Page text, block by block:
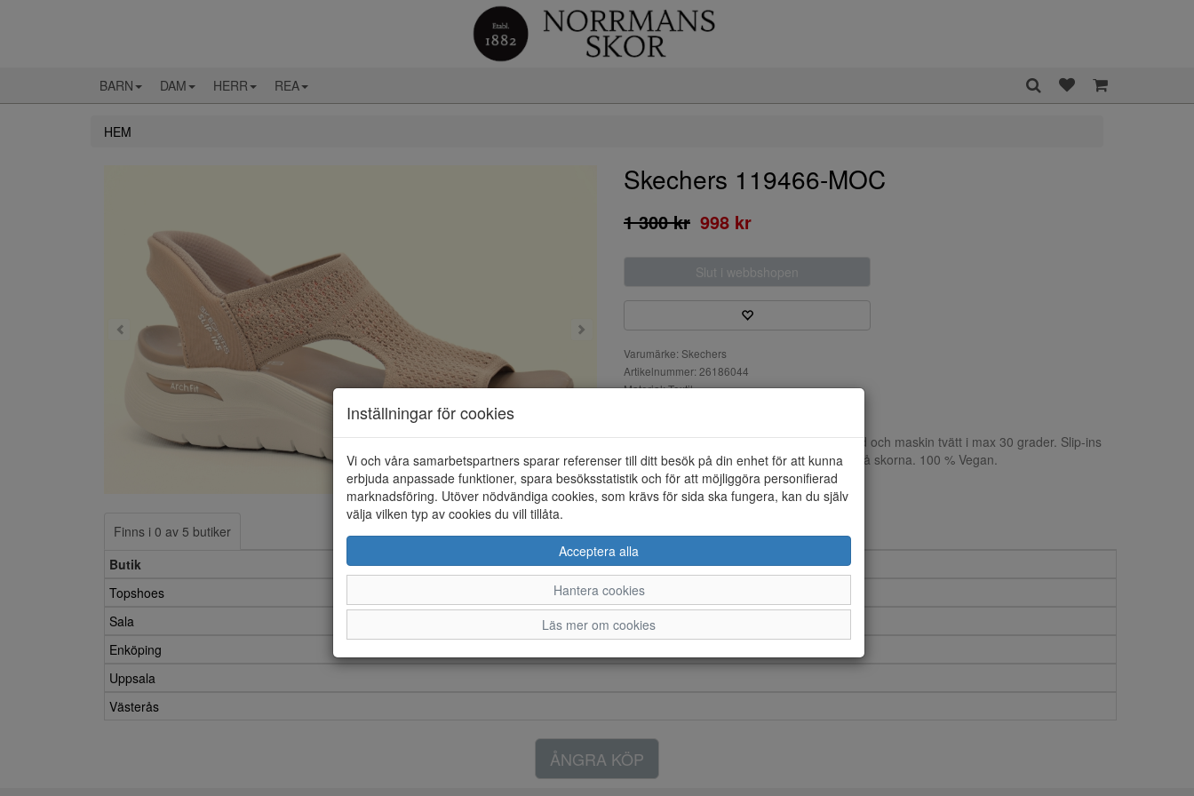
BARN DAM HERR REA
HEM
Skechers 119466-MOC
1 300 kr 998 kr
Slut i webbshopen
Varumärke: Skechers
Artikelnummer: 26186044
Material: Textil
Arch fit 2.0 slip-in sandal i textil. Hålfotsstöd och maskin tvätt i max 30 grader. Slip-ins
för slippa använda händerna för att sätta på skorna. 100 % Vegan.
Finns i 0 av 5 butiker
Butik
Topshoes
Sala
Enköping
Uppsala
Västerås
ÅNGRA KÖP
Inställningar för cookies
Vi och våra samarbetspartners sparar referenser till ditt besök på din enhet för att kunna
erbjuda anpassade funktioner, spara besöksstatistik och för att möjliggöra personifierad
marknadsföring. Utöver nödvändiga cookies, som krävs för sida ska fungera, kan du själv
välja vilken typ av cookies du vill tillåta.
Acceptera alla
Hantera cookies
Läs mer om cookies